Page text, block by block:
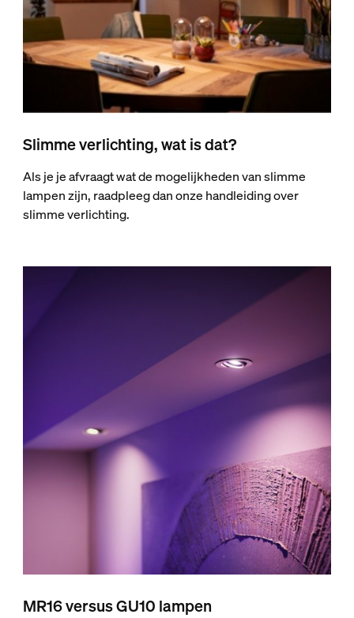
Slimme verlichting, wat is dat?
Als je je afvraagt wat de mogelijkheden van slimme
lampen zijn, raadpleeg dan onze handleiding over
slimme verlichting.
MR16 versus GU10 lampen